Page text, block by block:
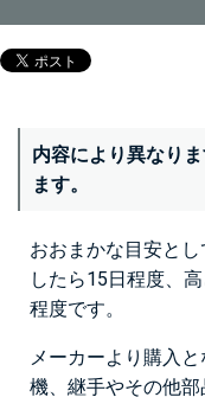
内容により異なり
ます。
おおまかな目安と
したら15日程度、
程度です。
メーカーより購入
機、継手やその他